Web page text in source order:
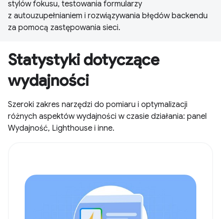
stylów fokusu, testowania formularzy
z autouzupełnianiem i rozwiązywania błędów backendu
za pomocą zastępowania sieci.
Statystyki dotyczące
wydajności
Szeroki zakres narzędzi do pomiaru i optymalizacji
różnych aspektów wydajności w czasie działania: panel
Wydajność, Lighthouse i inne.